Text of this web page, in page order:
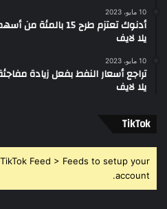
10 مايو، 2023
أدنوك تعتزم طرح 15
يلا لايف
10 مايو، 2023
تراجع أسعار النفط بفعل زيادة
يلا لايف
‫TikTok
Feed > Feeds to setup your
account.